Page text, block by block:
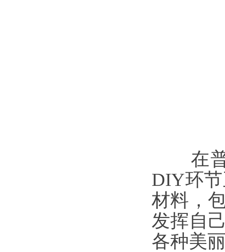
在普
DIY环
材料，
发挥自
各种美